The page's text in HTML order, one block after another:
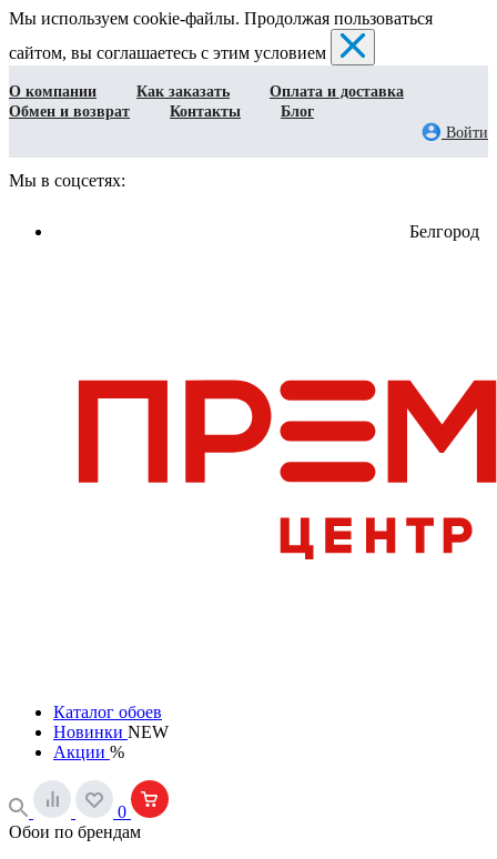
Мы используем cookie-файлы. Продолжая пользоваться
сайтом, вы соглашаетесь с этим условием
О компании Как заказать
Оплата и доставка
Обмен и возврат
Контакты
Блог
Войти
Мы в соцсетях:
Белгород
Каталог обоев
Новинки NEW
Акции %
0
Обои по брендам